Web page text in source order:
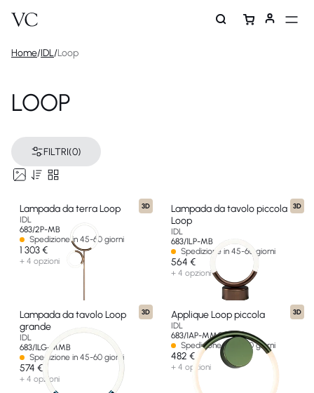
Home/IDL/Loop
LOOP
FILTRI(0)
3D
Lampada da terra Loop
IDL
683/2P-MB
Spedizione in 45-60 giorni
1 303 €
+ 4 opzioni
3D
Lampada da tavolo piccola
Loop
IDL
683/1LP-MB
Spedizione in 45-60 giorni
564 €
+ 4 opzioni
3D
Lampada da tavolo Loop
grande
IDL
683/1LG-MMB
Spedizione in 45-60 giorni
574 €
+ 4 opzioni
3D
Applique Loop piccola
IDL
683/1AP-MMG
Spedizione in 45-60 giorni
482 €
+ 4 opzioni